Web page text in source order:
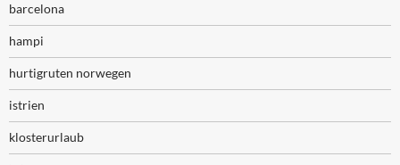
barcelona
hampi
hurtigruten norwegen
istrien
klosterurlaub